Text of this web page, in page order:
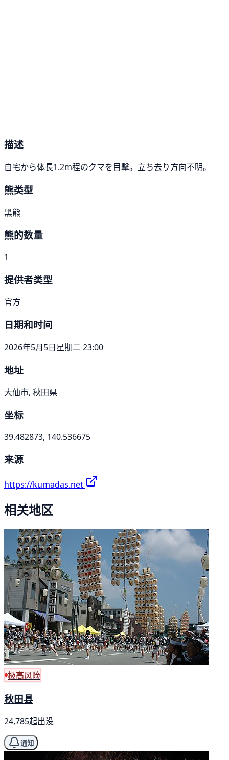
描述
自宅から体長1.2m程のクマを目撃。立ち去り方向不明。
熊类型
黑熊
熊的数量
1
提供者类型
官方
日期和时间
2026年5月5日星期二 23:00
地址
大仙市, 秋田県
坐标
39.482873, 140.536675
来源
https://kumadas.net
相关地区
极高风险
秋田县
24,785起出没
通知